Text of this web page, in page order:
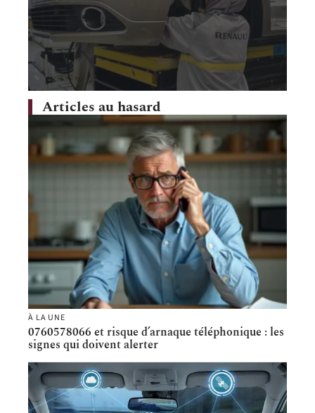
Articles au hasard
À LA UNE
0760578066 et risque d’arnaque téléphonique : les
signes qui doivent alerter